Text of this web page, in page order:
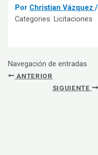
Por Christian Vázquez/
Categories:Licitaciones
Navegación de entradas
ANTERIOR
SIGUIENTE